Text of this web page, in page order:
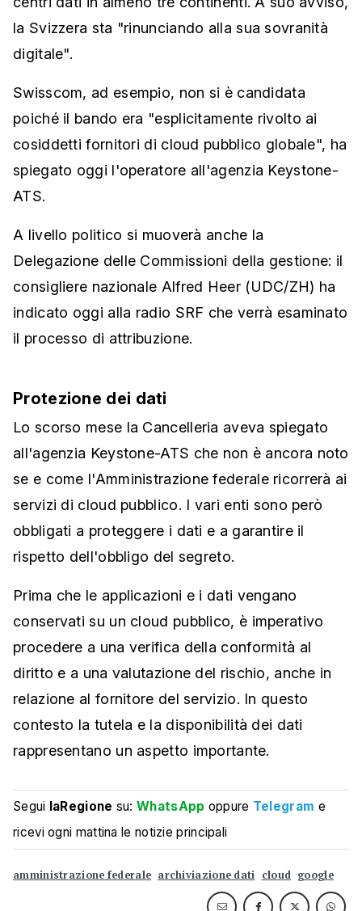
la Svizzera sta "rinunciando alla sua sovranità
digitale".
Swisscom, ad esempio, non si è candidata
poiché il bando era "esplicitamente rivolto ai
cosiddetti fornitori di cloud pubblico globale", ha
spiegato oggi l'operatore all'agenzia Keystone-
ATS.
A livello politico si muoverà anche la
Delegazione delle Commissioni della gestione: il
consigliere nazionale Alfred Heer (UDC/ZH) ha
indicato oggi alla radio SRF che verrà esaminato
il processo di attribuzione.
Protezione dei dati
Lo scorso mese la Cancelleria aveva spiegato
all'agenzia Keystone-ATS che non è ancora noto
se e come l'Amministrazione federale ricorrerà ai
servizi di cloud pubblico. I vari enti sono però
obbligati a proteggere i dati e a garantire il
rispetto dell'obbligo del segreto.
Prima che le applicazioni e i dati vengano
conservati su un cloud pubblico, è imperativo
procedere a una verifica della conformità al
diritto e a una valutazione del rischio, anche in
relazione al fornitore del servizio. In questo
contesto la tutela e la disponibilità dei dati
rappresentano un aspetto importante.
Segui laRegione su:WhatsApp oppure Telegram e
ricevi ogni mattina le notizie principali
amministrazione federale archiviazione dati cloud google